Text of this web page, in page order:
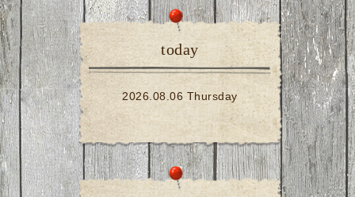
today
2026.08.06 Thursday